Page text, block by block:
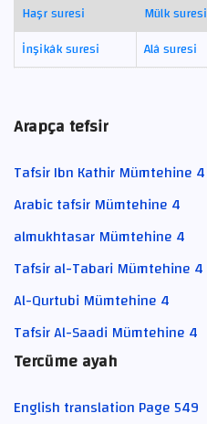
Haşr suresi
Mülk suresi
İnşikâk suresi
Alâ suresi
Arapça tefsir
Tafsir Ibn Kathir Mümtehine 4
Arabic tafsir Mümtehine 4
almukhtasar Mümtehine 4
Tafsir al-Tabari Mümtehine 4
Al-Qurtubi Mümtehine 4
Tafsir Al-Saadi Mümtehine 4
Tercüme ayah
English translation Page 549